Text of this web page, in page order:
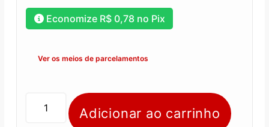
Economize R$0,78 no Pix
Ver os meios de parcelamentos
Adicionar ao carrinho